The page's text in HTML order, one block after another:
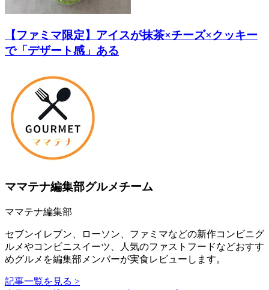
【ファミマ限定】アイスが抹茶×チーズ×クッキー
で「デザート感」ある
ママテナ編集部グルメチーム
ママテナ編集部
セブンイレブン、ローソン、ファミマなどの新作コンビニグ
ルメやコンビニスイーツ、人気のファストフードなどおすす
めグルメを編集部メンバーが実食レビューします。
記事一覧を見る >